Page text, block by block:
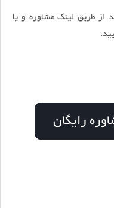
طریق لینک مشاوره و یا